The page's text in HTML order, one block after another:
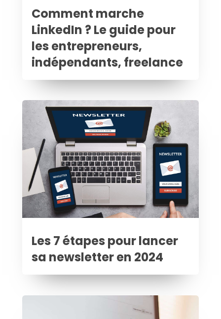
Comment marche
LinkedIn ? Le guide pour
les entrepreneurs,
indépendants, freelance
Les 7 étapes pour lancer
sa newsletter en 2024